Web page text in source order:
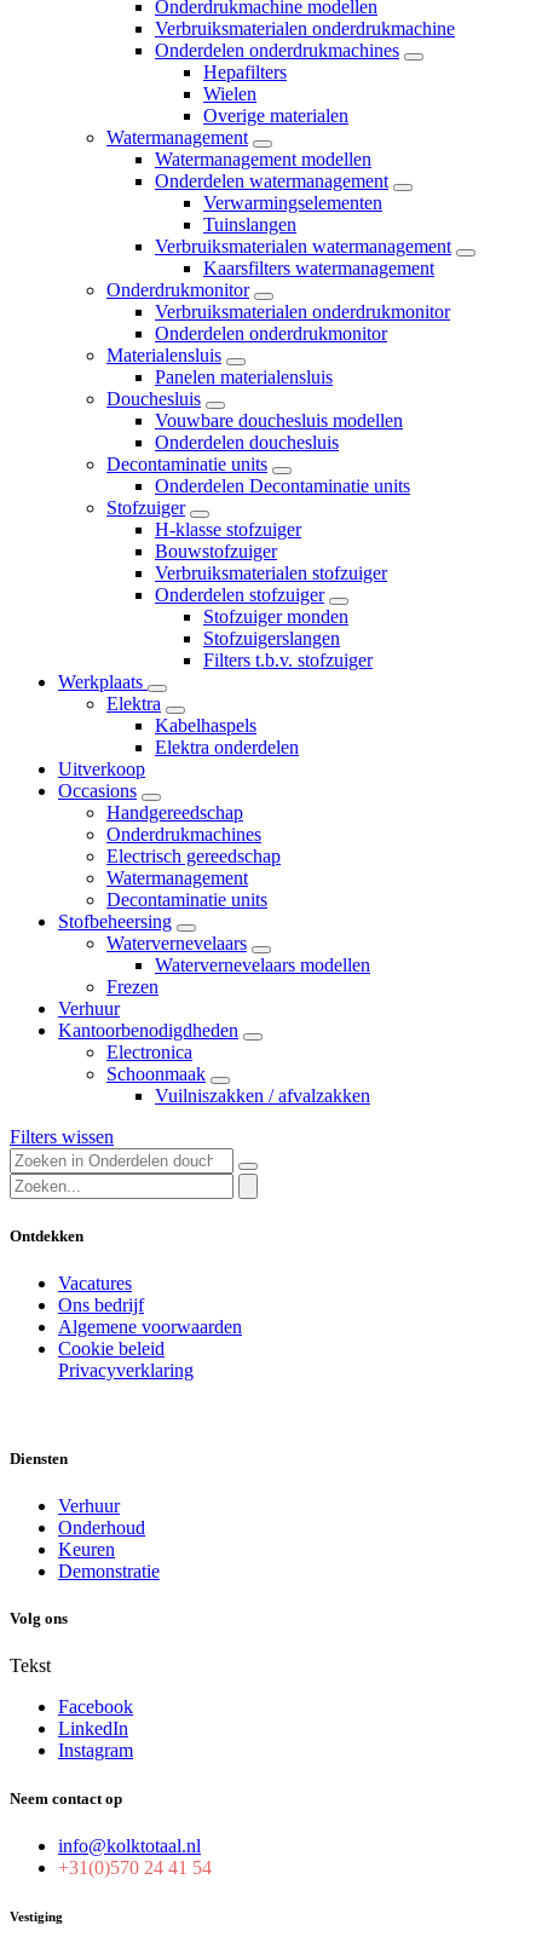
Onderdrukmachine modellen
Verbruiksmaterialen onderdrukmachine
Onderdelen onderdrukmachines
Hepafilters
Wielen
Overige materialen
Watermanagement
Watermanagement modellen
Onderdelen watermanagement
Verwarmingselementen
Tuinslangen
Verbruiksmaterialen watermanagement
Kaarsfilters watermanagement
Onderdrukmonitor
Verbruiksmaterialen onderdrukmonitor
Onderdelen onderdrukmonitor
Materialensluis
Panelen materialensluis
Douchesluis
Vouwbare douchesluis modellen
Onderdelen douchesluis
Decontaminatie units
Onderdelen Decontaminatie units
Stofzuiger
H-klasse stofzuiger
Bouwstofzuiger
Verbruiksmaterialen stofzuiger
Onderdelen stofzuiger
Stofzuiger monden
Stofzuigerslangen
Filters t.b.v. stofzuiger
Werkplaats
Elektra
Kabelhaspels
Elektra onderdelen
Uitverkoop
Occasions
Handgereedschap
Onderdrukmachines
Electrisch gereedschap
Watermanagement
Decontaminatie units
Stofbeheersing
Watervernevelaars
Watervernevelaars modellen
Frezen
Verhuur
Kantoorbenodigdheden
Electronica
Schoonmaak
Vuilniszakken / afvalzakken
Filters wissen
Ontdekken
Vacatures
Ons bedrijf
Algemene voorwaarden
Cookie beleid
Privacyverklaring
Diensten
Verhuur
Onderhoud
Keuren
Demonstratie
Volg ons
Tekst
Facebook
LinkedIn
Instagram
Neem contact op
info@kolktotaal.nl
+31(0)570 24 41 54
Vestiging